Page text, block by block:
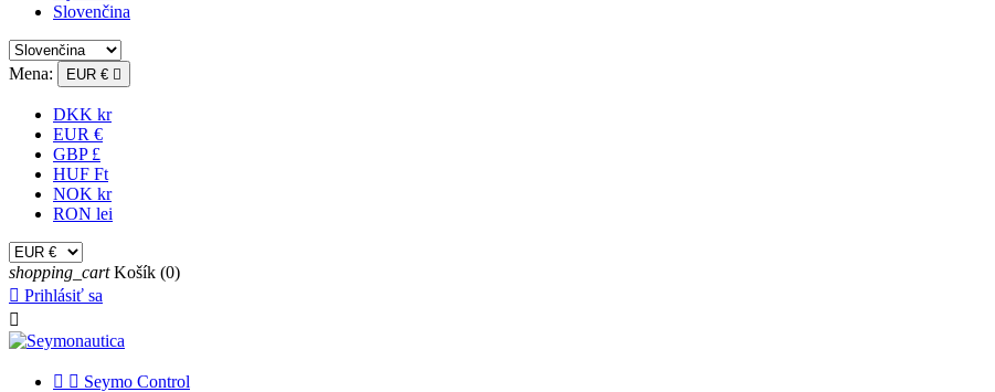
Slovenčina
Mena: EUR € 
DKK kr
EUR €
GBP £
HUF Ft
NOK kr
RON lei
shopping_cart Košík (0)
 Prihlásiť sa

  Seymo Control